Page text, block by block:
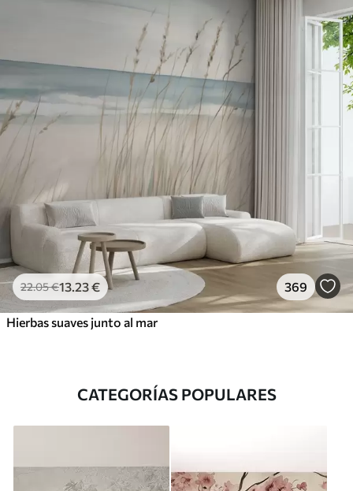
22.05€13.23€ 369
Hierbas suaves junto al mar
CATEGORÍAS POPULARES